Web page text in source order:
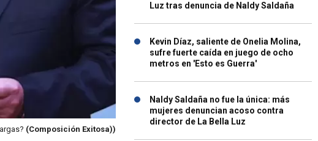
(Composición Exitosa))
Luz tras denuncia de Naldy Saldaña
Kevin Díaz, saliente de Onelia Molina,
sufre fuerte caída en juego de ocho
metros en 'Esto es Guerra'
Naldy Saldaña no fue la única: más
mujeres denuncian acoso contra
director de La Bella Luz